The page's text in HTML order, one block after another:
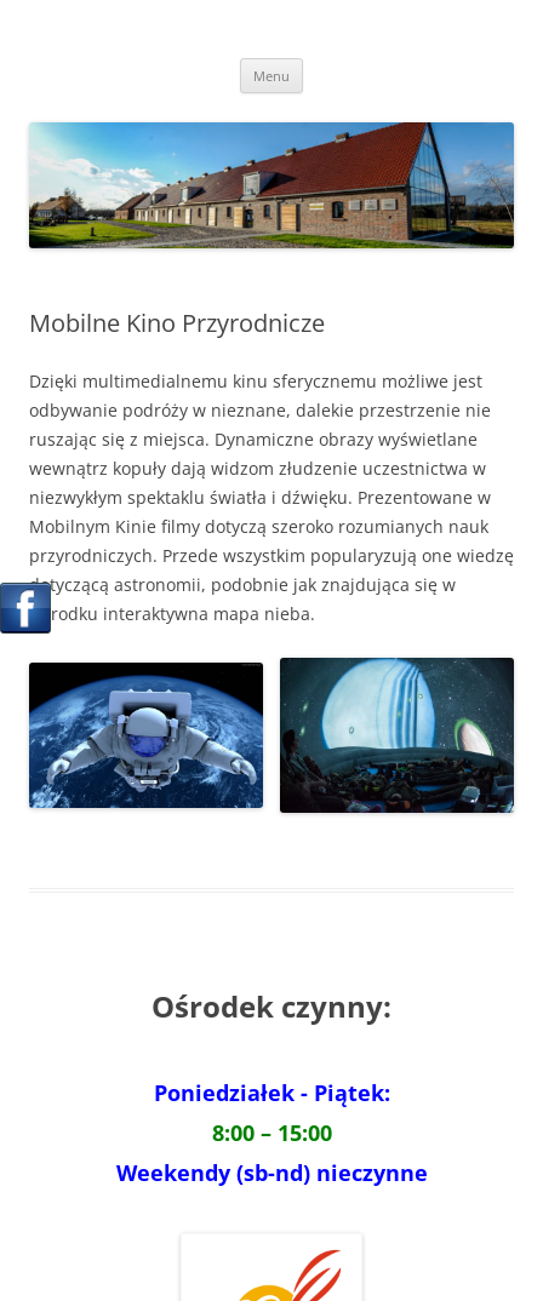
Ekologicznej w Zalesiu
Menu
Mobilne Kino Przyrodnicze
Dzięki multimedialnemu kinu sferycznemu możliwe jest
odbywanie podróży w nieznane, dalekie przestrzenie nie
ruszając się z miejsca. Dynamiczne obrazy wyświetlane
wewnątrz kopuły dają widzom złudzenie uczestnictwa w
niezwykłym spektaklu światła i dźwięku. Prezentowane w
Mobilnym Kinie filmy dotyczą szeroko rozumianych nauk
przyrodniczych. Przede wszystkim popularyzują one wiedzę
dotyczącą astronomii, podobnie jak znajdująca się w
Ośrodku interaktywna mapa nieba.
Ośrodek czynny:
Poniedziałek - Piątek:
8:00 – 15:00
Weekendy (sb-nd) nieczynne